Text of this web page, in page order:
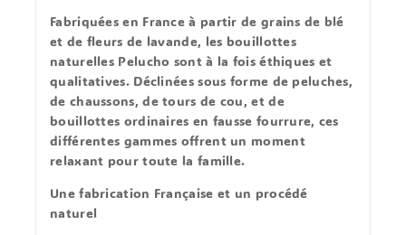
Fabriquées en France à partir de grains de blé
et de fleurs de lavande, les bouillottes
naturelles Pelucho sont à la fois éthiques et
qualitatives. Déclinées sous forme de peluches,
de chaussons, de tours de cou, et de
bouillottes ordinaires en fausse fourrure, ces
différentes gammes offrent un moment
relaxant pour toute la famille.
Une fabrication Française et un procédé
naturel